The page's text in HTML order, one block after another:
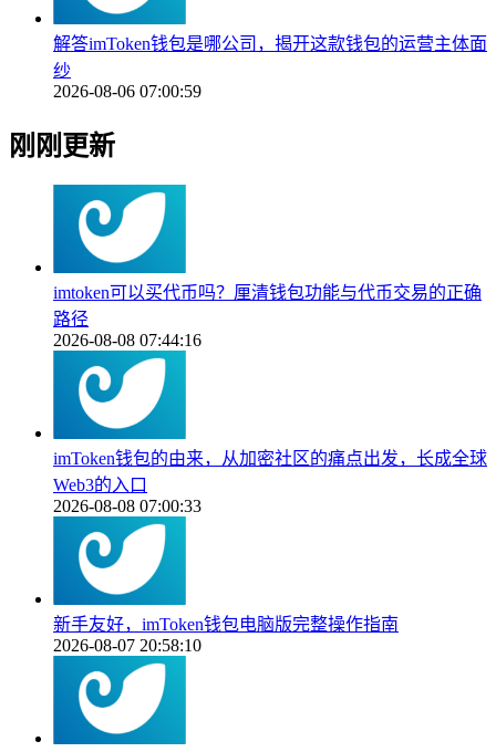
解答imToken钱包是哪公司，揭开这款钱包的运营主体面
纱
2026-08-06 07:00:59
刚刚更新
imtoken可以买代币吗？厘清钱包功能与代币交易的正确
路径
2026-08-08 07:44:16
imToken钱包的由来，从加密社区的痛点出发，长成全球
Web3的入口
2026-08-08 07:00:33
新手友好，imToken钱包电脑版完整操作指南
2026-08-07 20:58:10